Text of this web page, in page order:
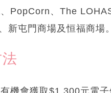
PopCorn、The
屯門商場及恒福商場。
機會獲取$1,300元電